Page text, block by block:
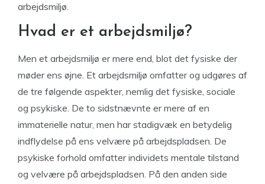
arbejdsmiljø.
Hvad er et arbejdsmiljø?
Men et arbejdsmiljø er mere end, blot det fysiske der
møder ens øjne. Et arbejdsmiljø omfatter og udgøres af
de tre følgende aspekter, nemlig det fysiske, sociale
og psykiske. De to sidstnævnte er mere af en
immaterielle natur, men har stadigvæk en betydelig
indflydelse på ens velvære på arbejdspladsen. De
psykiske forhold omfatter individets mentale tilstand
og velvære på arbejdspladsen. På den anden side